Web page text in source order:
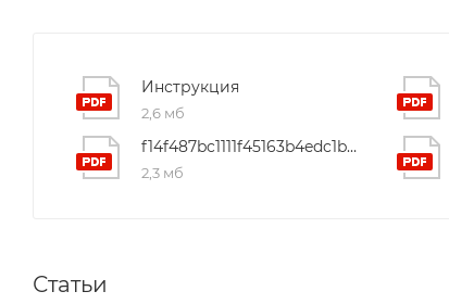
Инструкция
2,6 мб
f14f487bc1111f45163b4edc1b255344
2,3 мб
Статьи